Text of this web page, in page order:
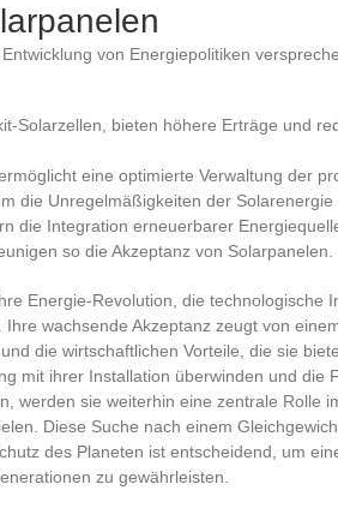
von Energiepolitiken
Solarzellen, bieten höhere Erträge und
eine optimierte Verwaltung der
die Unregelmäßigkeiten der Solarenergie
die Integration erneuerbarer
so die Akzeptanz von Solarpanelen.
Energie-Revolution, die technologische
wachsende Akzeptanz zeugt von
die wirtschaftlichen Vorteile, die sie
mit ihrer Installation überwinden und die
werden sie weiterhin eine zentrale Rolle
Diese Suche nach einem
des Planeten ist entscheidend, um
zu gewährleisten.